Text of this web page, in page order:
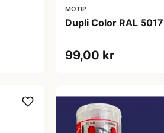
MOTIP
Dupli Color RAL 5017
99,00 kr